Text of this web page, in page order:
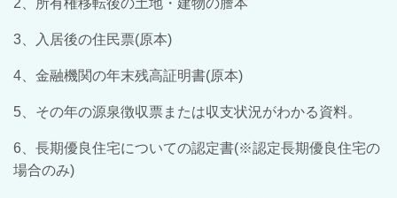
2、所有権移転後の土地・建物の謄本
3、入居後の住民票(原本)
4、金融機関の年末残高証明書(原本)
5、その年の源泉徴収票または収支状況がわかる資料。
6、長期優良住宅についての認定書(※認定長期優良住宅の
場合のみ)